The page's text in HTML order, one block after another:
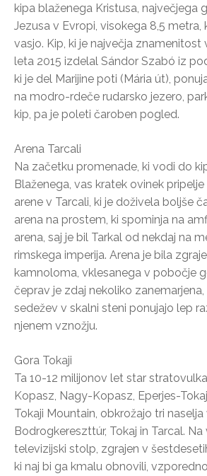
kipa blaženega Kristusa, največjega
Jezusa v Evropi, visokega 8,5 metra,
vasjo. Kip, ki je največja znamenitost
leta 2015 izdelal Sándor Szabó iz
ki je del Marijine poti (Mária út),
na modro-rdeče rudarsko jezero,
kip, pa je poleti čaroben pogled.
Arena Tarcali
Na začetku promenade, ki vodi do
Blaženega, vas kratek ovinek
arene v Tarcali, ki je doživela boljše
arena na prostem, ki spominja na
arena, saj je bil Tarkal od nekdaj na
rimskega imperija. Arena je bila
kamnoloma, vklesanega v pobočje
čeprav je zdaj nekoliko
sedežev v skalni steni ponujajo lep
njenem vznožju.
Gora Tokaji
Ta 10-12 milijonov let star
Kopasz, Nagy-Kopasz, Eperjes-
Tokaji Mountain, obkrožajo tri naselja
Bodrogkereszttúr, Tokaj in Tarcal.
televizijski stolp, zgrajen v
ki naj bi ga kmalu obnovili,